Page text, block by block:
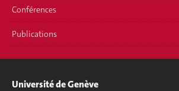
Conférences
Publications
Université de Genève